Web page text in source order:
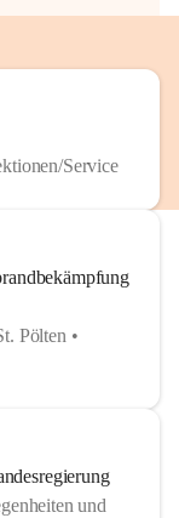
Service
Pölten •
und